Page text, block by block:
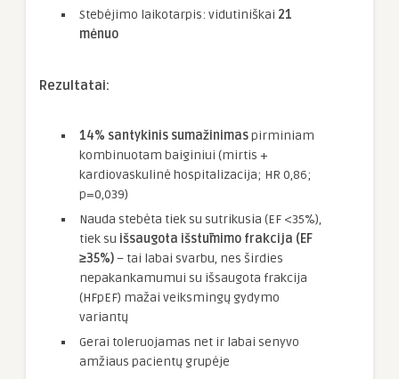
Stebėjimo laikotarpis: vidutiniškai 21
mėnuo
Rezultatai:
14% santykinis sumažinimaspirminiam
kombinuotam baiginiui (mirtis +
kardiovaskulinė hospitalizacija; HR 0,86;
p=0,039)
Nauda stebėta tiek su sutrikusia (EF <35%),
tiek su išsaugota išstūmimo frakcija (EF
≥35%)– tai labai svarbu, nes širdies
nepakankamumui su išsaugota frakcija
(HFpEF) mažai veiksmingų gydymo
variantų
Gerai toleruojamas net ir labai senyvo
amžiaus pacientų grupėje